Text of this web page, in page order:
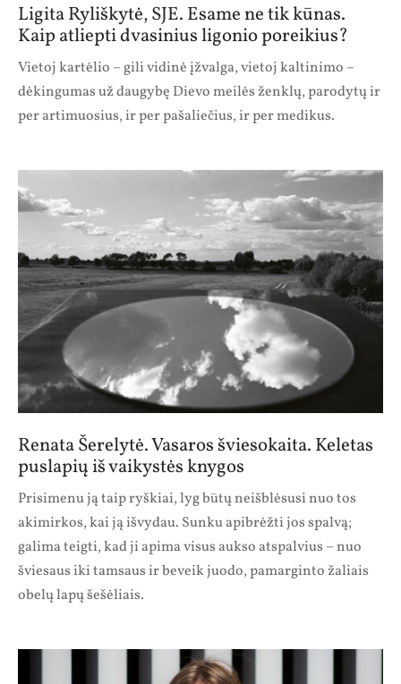
Ligita Ryliškytė, SJE. Esame ne tik kūnas.
Kaip atliepti dvasinius ligonio poreikius?
Vietoj kartėlio – gili vidinė įžvalga, vietoj kaltinimo –
dėkingumas už daugybę Dievo meilės ženklų, parodytų ir
per artimuosius, ir per pašaliečius, ir per medikus.
Renata Šerelytė. Vasaros šviesokaita. Keletas
puslapių iš vaikystės knygos
Prisimenu ją taip ryškiai, lyg būtų neišblėsusi nuo tos
akimirkos, kai ją išvydau. Sunku apibrėžti jos spalvą;
galima teigti, kad ji apima visus aukso atspalvius – nuo
šviesaus iki tamsaus ir beveik juodo, pamarginto žaliais
obelų lapų šešėliais.